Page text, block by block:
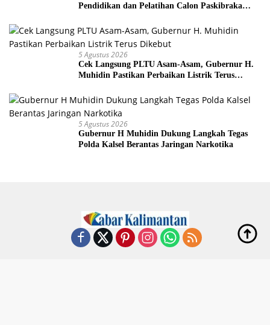
Pendidikan dan Pelatihan Calon Paskibraka
5 Agustus 2026
Cek Langsung PLTU Asam-Asam, Gubernur H.
Muhidin Pastikan Perbaikan Listrik Terus
5 Agustus 2026
Gubernur H Muhidin Dukung Langkah Tegas
Polda Kalsel Berantas Jaringan Narkotika